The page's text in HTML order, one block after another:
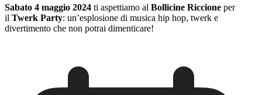
Sabato 4 maggio 2024 ti aspettiamo al Bollicine Riccione per
il Twerk Party: un’esplosione di musica hip hop, twerk e
divertimento che non potrai dimenticare!